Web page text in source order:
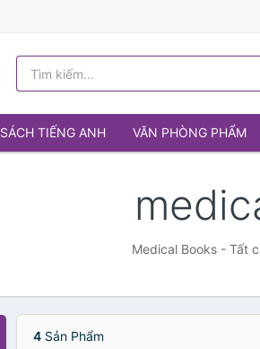
SÁCH TIẾNG ANH VĂN PHÒNG PHẨM
Medical Books - Tất
4Sản Phẩm